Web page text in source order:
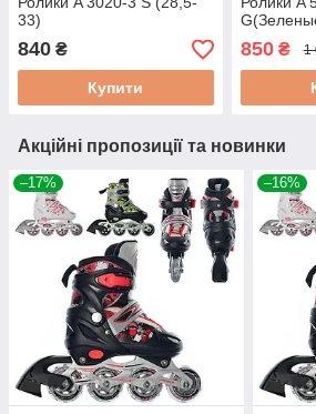
33)
840 ₴
Купити
850₴ 1
Акційні пропозиції та новинки
–17% –16%